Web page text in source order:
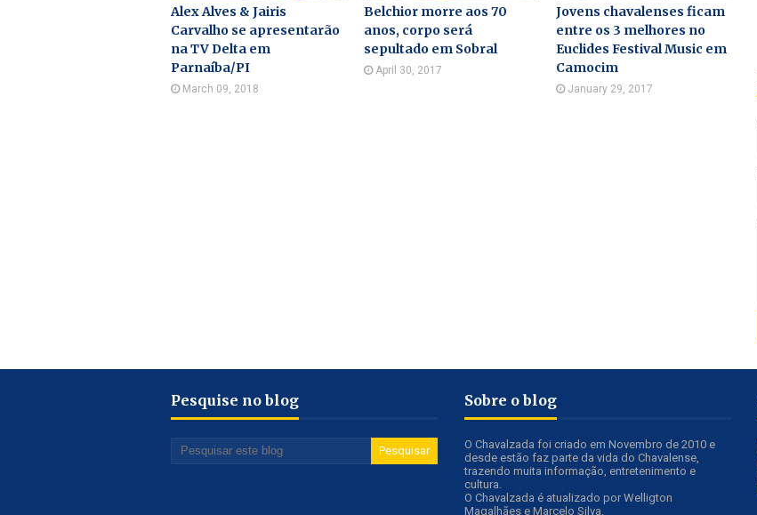
Alex Alves & Jairis
Carvalho se apresentarão
na TV Delta em
Parnaíba/PI
March 09, 2018
Belchior morre aos 70
anos, corpo será
sepultado em Sobral
April 30, 2017
Jovens chavalenses ficam
entre os 3 melhores no
Euclides Festival Music em
Camocim
January 29, 2017
Pesquise no blog Sobre o blog
O Chavalzada foi criado em Novembro de 2010 e
desde estão faz parte da vida do Chavalense,
trazendo muita informação, entretenimento e
cultura.
O Chavalzada é atualizado por Welligton
Magalhães e Marcelo Silva.